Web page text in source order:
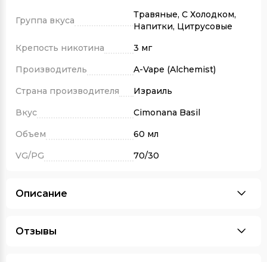
Группа вкуса
Травяные, С Холодком,
Напитки, Цитрусовые
Крепость никотина
3 мг
Производитель
A-Vape (Alchemist)
Страна производителя
Израиль
Вкус
Cimonana Basil
Объем
60 мл
VG/PG
70/30
Описание
Отзывы